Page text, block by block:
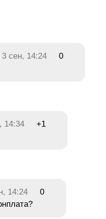
3 сен, 14:24
0
14:34
+1
14:24
0